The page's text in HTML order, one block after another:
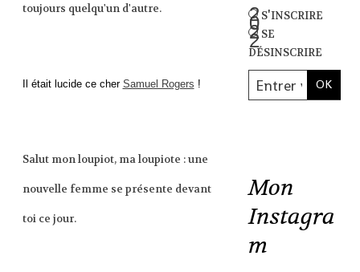
toujours quelqu'un d'autre.
Il était lucide ce cher Samuel Rogers !
Salut mon loupiot, ma loupiote : une
nouvelle femme se présente devant
toi ce jour.
s'inscrire
se
désinscrire
Mon
Instagra
m